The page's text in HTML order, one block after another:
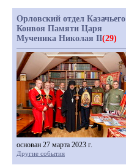
Орловский отдел Казачьего
Конвоя Памяти Царя
Мученика Николая II(29)
основан 27 марта 2023 г.
Другие события